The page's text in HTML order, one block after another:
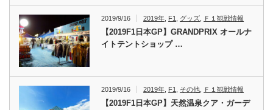
2019/9/16 2019年 F1 グッズ Ｆ１観戦情報
【2019F1日本GP】GRANDPRIX オールナ
イトテントショップ …
2019/9/16 2019年 F1 その他 Ｆ１観戦情報
【2019F1日本GP】天然温泉クア・ガーデ